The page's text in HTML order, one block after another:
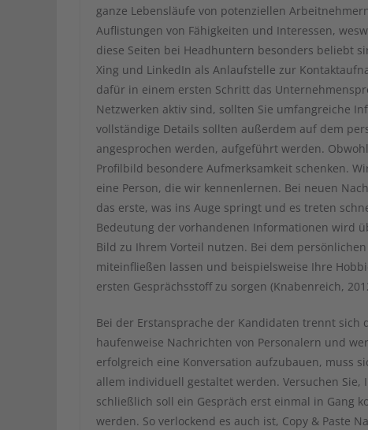
ganze Lebensläufe von potenziellen
Auflistungen von Fähigkeiten und Interessen,
diese Seiten bei Headhuntern besonders beliebt
Xing und LinkedIn als Anlaufstelle zur
dafür in einem ersten Schritt das
Netzwerken aktiv sind, sollten Sie umfangreiche
vollständige Details sollten außerdem auf dem
angesprochen werden, aufgeführt werden.
Profilbild besondere Aufmerksamkeit schenken.
eine Person, die wir kennenlernen. Bei neuen
das erste, was ins Auge springt und es treten
Bedeutung der vorhandenen Informationen wird
Bild zu Ihrem Vorteil nutzen. Bei dem
miteinfließen lassen und beispielsweise Ihre
ersten Gesprächsstoff zu sorgen (Knabenreich,
Bei der Erstansprache der Kandidaten trennt sich
haufenweise Nachrichten von Personalern und
erfolgreich eine Konversation aufzubauen, muss
allem individuell gestaltet werden. Versuchen
schließlich soll ein Gespräch erst einmal in Gang
werden. So verlockend es auch ist, Copy & Paste